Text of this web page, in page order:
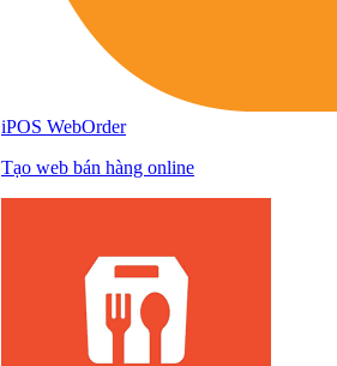
iPOS WebOrder
Tạo web bán hàng online